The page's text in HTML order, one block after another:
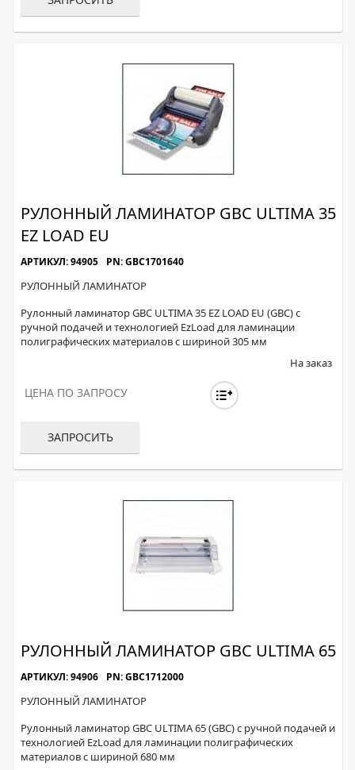
РУЛОННЫЙ ЛАМИНАТОР GBC ULTIMA 35
EZ LOAD EU
АРТИКУЛ: 94905 PN: GBC1701640
РУЛОННЫЙ ЛАМИНАТОР
Рулонный ламинатор GBC ULTIMA 35 EZ LOAD EU (GBC) с
ручной подачей и технологией EzLoad для ламинации
полиграфических материалов с шириной 305 мм
На заказ
ЦЕНА ПО ЗАПРОСУ
ЗАПРОСИТЬ
РУЛОННЫЙ ЛАМИНАТОР GBC ULTIMA 65
АРТИКУЛ: 94906 PN: GBC1712000
РУЛОННЫЙ ЛАМИНАТОР
Рулонный ламинатор GBC ULTIMA 65 (GBC) с ручной подачей и
технологией EzLoad для ламинации полиграфических
материалов с шириной 680 мм